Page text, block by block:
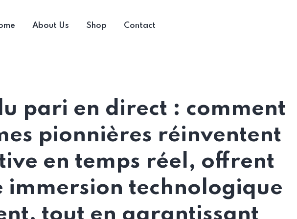
About Us Shop Contact
pari en direct : comment
pionnières réinventent
en temps réel, offrent
immersion technologique
tout en garantissant